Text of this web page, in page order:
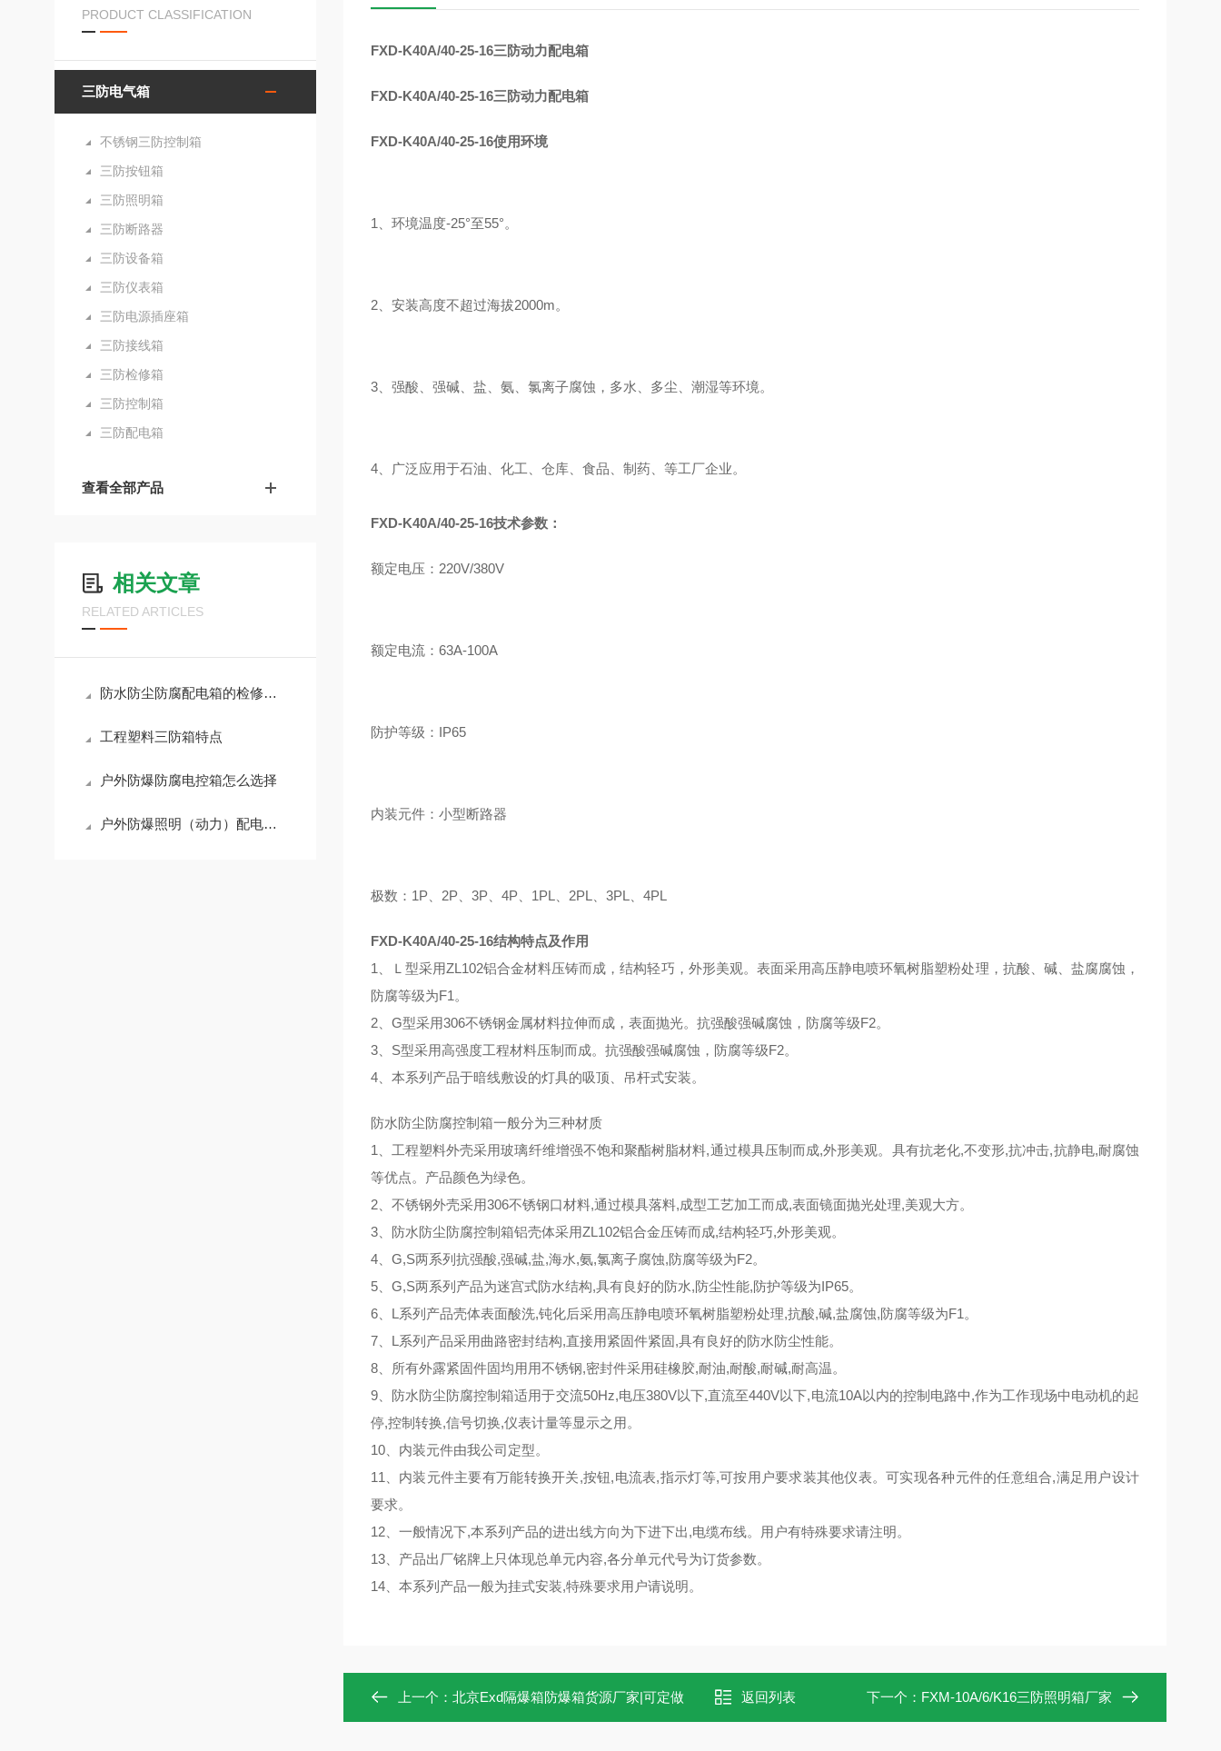
PRODUCT CLASSIFICATION
三防电气箱
不锈钢三防控制箱
三防按钮箱
三防照明箱
三防断路器
三防设备箱
三防仪表箱
三防电源插座箱
三防接线箱
三防检修箱
三防控制箱
三防配电箱
查看全部产品
相关文章
RELATED ARTICLES
防水防尘防腐配电箱的检修维护
工程塑料三防箱特点
户外防爆防腐电控箱怎么选择
户外防爆照明（动力）配电箱防雨罩的选择
FXD-K40A/40-25-16三防动力配电箱
FXD-K40A/40-25-16三防动力配电箱
FXD-K40A/40-25-16使用环境
1、环境温度-25°至55°。
2、安装高度不超过海拔2000m。
3、强酸、强碱、盐、氨、氯离子腐蚀，多水、多尘、潮湿等环境。
4、广泛应用于石油、化工、仓库、食品、制药、等工厂企业。
FXD-K40A/40-25-16技术参数：
额定电压：220V/380V
额定电流：63A-100A
防护等级：IP65
内装元件：小型断路器
极数：1P、2P、3P、4P、1PL、2PL、3PL、4PL
FXD-K40A/40-25-16结构特点及作用
1、Ｌ型采用ZL102铝合金材料压铸而成，结构轻巧，外形美观。表面采用高压静电喷环氧树脂塑粉处理，抗酸、碱、盐腐腐蚀，
防腐等级为F1。
2、G型采用306不锈钢金属材料拉伸而成，表面抛光。抗强酸强碱腐蚀，防腐等级F2。
3、S型采用高强度工程材料压制而成。抗强酸强碱腐蚀，防腐等级F2。
4、本系列产品于暗线敷设的灯具的吸顶、吊杆式安装。
防水防尘防腐控制箱一般分为三种材质
1、工程塑料外壳采用玻璃纤维增强不饱和聚酯树脂材料,通过模具压制而成,外形美观。具有抗老化,不变形,抗冲击,抗静电,耐腐蚀
等优点。产品颜色为绿色。
2、不锈钢外壳采用306不锈钢口材料,通过模具落料,成型工艺加工而成,表面镜面抛光处理,美观大方。
3、防水防尘防腐控制箱铝壳体采用ZL102铝合金压铸而成,结构轻巧,外形美观。
4、G,S两系列抗强酸,强碱,盐,海水,氨,氯离子腐蚀,防腐等级为F2。
5、G,S两系列产品为迷宫式防水结构,具有良好的防水,防尘性能,防护等级为IP65。
6、L系列产品壳体表面酸洗,钝化后采用高压静电喷环氧树脂塑粉处理,抗酸,碱,盐腐蚀,防腐等级为F1。
7、L系列产品采用曲路密封结构,直接用紧固件紧固,具有良好的防水防尘性能。
8、所有外露紧固件固均用用不锈钢,密封件采用硅橡胶,耐油,耐酸,耐碱,耐高温。
9、防水防尘防腐控制箱适用于交流50Hz,电压380V以下,直流至440V以下,电流10A以内的控制电路中,作为工作现场中电动机的起
停,控制转换,信号切换,仪表计量等显示之用。
10、内装元件由我公司定型。
11、内装元件主要有万能转换开关,按钮,电流表,指示灯等,可按用户要求装其他仪表。可实现各种元件的任意组合,满足用户设计
要求。
12、一般情况下,本系列产品的进出线方向为下进下出,电缆布线。用户有特殊要求请注明。
13、产品出厂铭牌上只体现总单元内容,各分单元代号为订货参数。
14、本系列产品一般为挂式安装,特殊要求用户请说明。
上一个： 北京Exd隔爆箱防爆箱货源厂家|可定做 返回列表 下一个： FXM-10A/6/K16三防照明箱厂家